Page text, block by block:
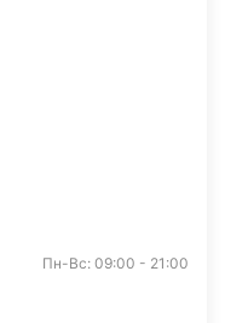
Пн-Вс: 09:00 - 21:00